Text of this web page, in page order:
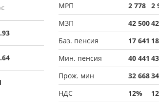
МРП
2 778 2
МЗП
42 500
Баз. пенсия
17 641
Мин. пенсия
40 441
Прож. мин
32 668
НДС
12%